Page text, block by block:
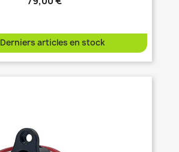
Derniers articles en stock